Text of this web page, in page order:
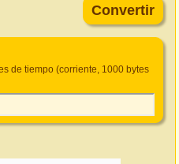
de tiempo (corriente, 1000 bytes